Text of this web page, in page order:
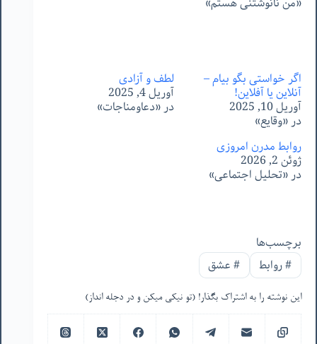
اگر خواستی بگو بیام –
آنلاین یا آفلاین!
آوریل 10, 2025
در «وقایع»
لطف و آزادی
آوریل 4, 2025
در «دعاومناجات»
روابط مدرن امروزی
ژوئن 2, 2026
در «تحلیل اجتماعی»
برچسب‌ها
#روابط #عشق
این نوشته را به اشتراک بگذار! (تو نیکی میکن و در دجله انداز)